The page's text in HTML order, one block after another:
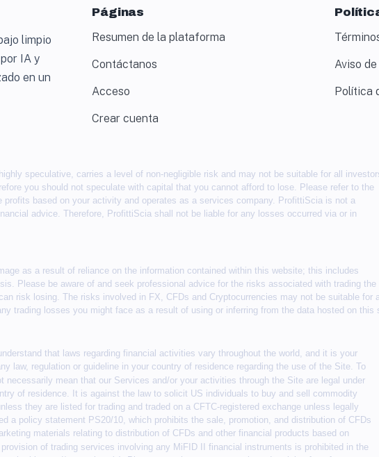
limpio
IA y
en un
Páginas
Resumen de la plataforma
Contáctanos
Acceso
Crear cuenta
Aviso
Política